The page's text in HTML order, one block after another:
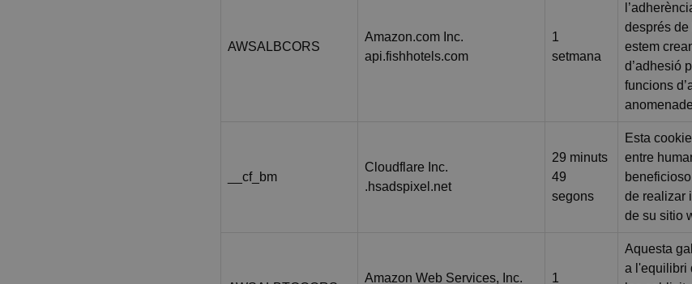
AWSALBCORS
Amazon.com Inc.
api.fishhotels.com
1
setmana
després de
estem
d’adhesió
funcions
__cf_bm
Cloudflare Inc.
.hsadspixel.net
29 minuts
49
segons
Esta
entre
de realizar
de su sitio
Amazon Web Services, Inc.
1
Aquesta
a l'equilibri